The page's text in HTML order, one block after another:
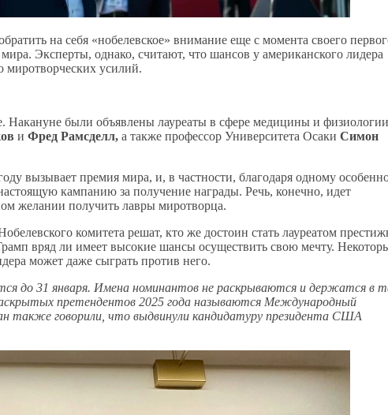
на себя «нобелевское» внимание еще с момента своего
Эксперты, однако, считают, что шансов у американского лидера
миротворческих усилий.
Накануне были объявлены лауреаты в сфере медицины и
и Фред Рамсделл, а также профессор Университета Осаки Симон
вызывает премия мира, и, в частности, благодаря одному
кампанию за получение награды. Речь, конечно, идет
желании получить лавры миротворца.
комитета решат, кто же достоин стать лауреатом
вряд ли имеет высокие шансы осуществить свою мечту.
может даже сыграть против него.
до 31 января. Имена номинантов не раскрываются и держатся в
претендентов 2025 года называются Международный
также говорили, что выдвинули кандидатуру президента США